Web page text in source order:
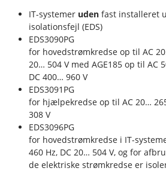
IT-systemer uden fast installeret
isolationsfejl (EDS)
EDS3090PG
for hovedstrømkredse op til AC
20… 504 V med AGE185 op til AC
DC 400… 960 V
EDS3091PG
for hjælpekredse op til AC 20…
308 V
EDS3096PG
for hovedstrømkredse i IT-
460 Hz, DC 20… 504 V, og for
de elektriske strømkredse er